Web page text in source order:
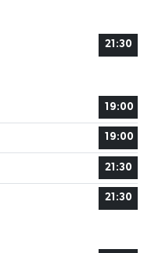
21:30
19:00
19:00
21:30
21:30